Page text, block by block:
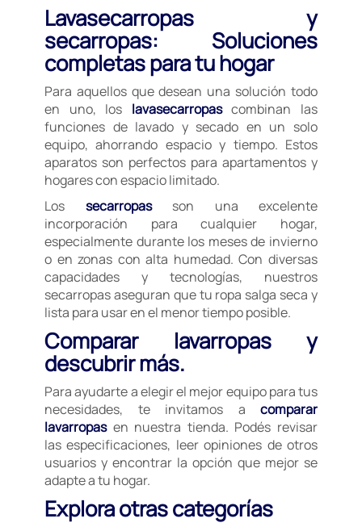
Lavasecarropas y
secarropas: Soluciones
completas para tu hogar
Para aquellos que desean una solución todo
en uno, los lavasecarropascombinan las
funciones de lavado y secado en un solo
equipo, ahorrando espacio y tiempo. Estos
aparatos son perfectos para apartamentos y
hogares con espacio limitado.
Los secarropasson una excelente
incorporación para cualquier hogar,
especialmente durante los meses de invierno
o en zonas con alta humedad. Con diversas
capacidades y tecnologías, nuestros
secarropas aseguran que tu ropa salga seca y
lista para usar en el menor tiempo posible.
Comparar lavarropas y
descubrir más.
Para ayudarte a elegir el mejor equipo para tus
necesidades, te invitamos a comparar
lavarropasen nuestra tienda. Podés revisar
las especificaciones, leer opiniones de otros
usuarios y encontrar la opción que mejor se
adapte a tu hogar.
Explora otras categorías